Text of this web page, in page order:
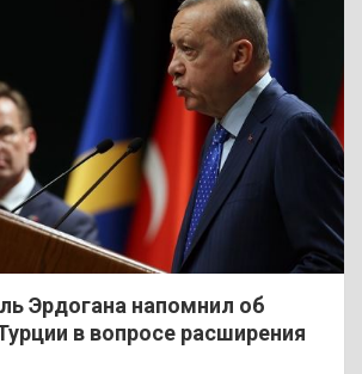
Эрдогана напомнил об
в вопросе расширения